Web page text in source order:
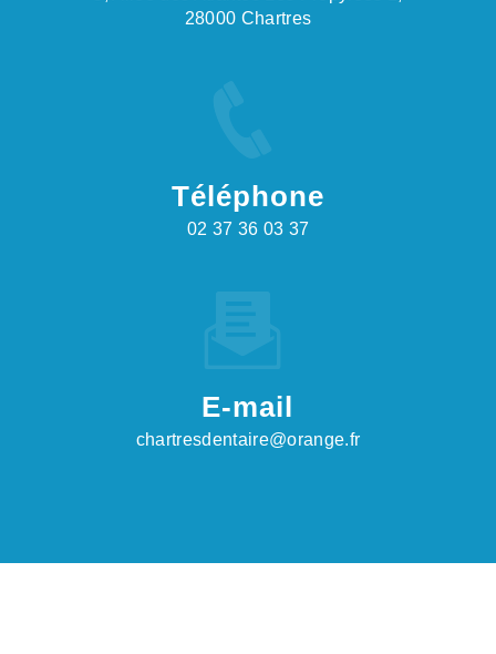
28000 Chartres
Téléphone
02 37 36 03 37
E-mail
chartresdentaire@orange.fr